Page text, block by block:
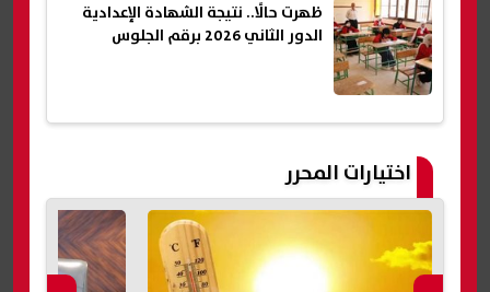
ظهرت حالًا.. نتيجة الشهادة الإعدادية
الدور الثاني 2026 برقم الجلوس
اختيارات المحرر